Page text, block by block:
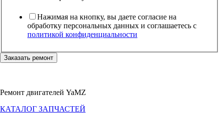
Нажимая на кнопку, вы даете согласие на
обработку персональных данных и соглашаетесь c
политикой конфиденциальности
Заказать ремонт
Ремонт двигателей YaMZ
КАТАЛОГ ЗАПЧАСТЕЙ